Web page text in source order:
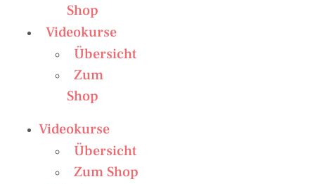
Shop
Videokurse
Übersicht
Zum
Shop
Videokurse
Übersicht
Zum Shop